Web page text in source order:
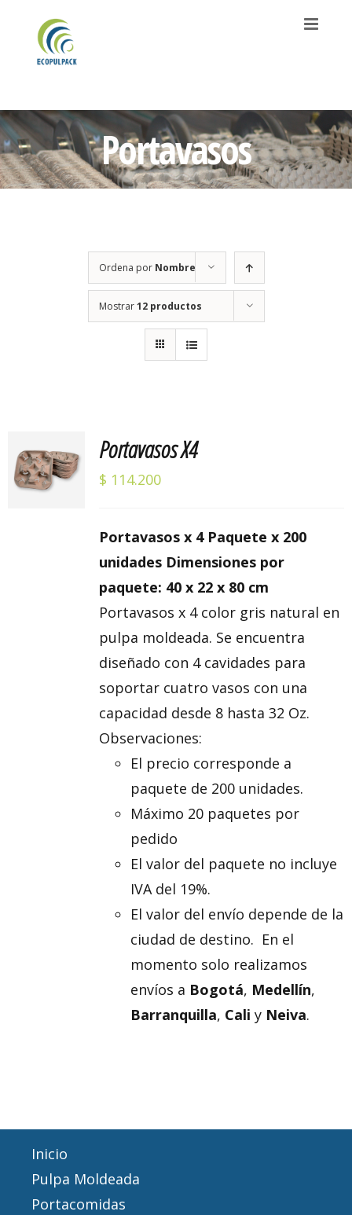
contenido
Portavasos
Ordena por Nombre
Mostrar12 productos
con5.00de 5
AL
CARRITO
Portavasos X4
$ 114.200
Portavasos x 4 Paquete x 200
unidades Dimensiones por
paquete: 40 x 22 x 80 cm
Portavasos x 4 color gris natural en
pulpa moldeada. Se encuentra
diseñado con 4 cavidades para
soportar cuatro vasos con una
capacidad desde 8 hasta 32 Oz.
Observaciones:
El precio corresponde a
paquete de 200 unidades.
Máximo 20 paquetes por
pedido
El valor del paquete no incluye
IVA del 19%.
El valor del envío depende de la
ciudad de destino. En el
momento solo realizamos
envíos a Bogotá, Medellín,
Barranquilla, Cali y Neiva.
Inicio
Pulpa Moldeada
Portacomidas